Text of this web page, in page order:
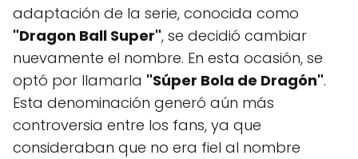
adaptación de la serie, conocida como
"Dragon Ball Super", se decidió cambiar
nuevamente el nombre. En esta ocasión, se
optó por llamarla "Súper Bola de Dragón".
Esta denominación generó aún más
controversia entre los fans, ya que
consideraban que no era fiel al nombre